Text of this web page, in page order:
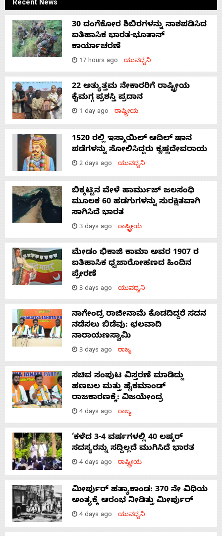
Recent News
30 ದಂಗೆಕೋರ ಶಿಬಿರಗಳನ್ನು ನಾಶಪಡಿಸಿದ
ಐತಿಹಾಸಿಕ ಭಾರತ-ಭೂತಾನ್
ಕಾರ್ಯಾಚರಣೆ
17 hours ago ಯುವಧ್ವನಿ
22 ಅತ್ಯುತ್ತಮ ನೇಕಾರರಿಗೆ ರಾಷ್ಟ್ರೀಯ
ಕೈಮಗ್ಗ ಪ್ರಶಸ್ತಿ ಪ್ರದಾನ
1 day ago ರಾಷ್ಟ್ರೀಯ
1520 ರಲ್ಲಿ ಇಸ್ಮಾಯಿಲ್ ಆದಿಲ್ ಷಾನ
ಪಡೆಗಳನ್ನು ಸೋಲಿಸಿದ್ದರು ಕೃಷ್ಣದೇವರಾಯ
2 days ago ಯುವಧ್ವನಿ
ಬಿಕ್ಕಟ್ಟಿನ ವೇಳೆ ಹಾರ್ಮುಜ್ ಜಲಸಂಧಿ
ಮೂಲಕ 60 ಹಡಗುಗಳನ್ನು ಸುರಕ್ಷಿತವಾಗಿ
ಸಾಗಿಸಿದೆ ಭಾರತ
3 days ago ರಾಷ್ಟ್ರೀಯ
ಮೇಡಂ ಭಿಕಾಜಿ ಕಾಮಾ ಅವರ 1907 ರ
ಐತಿಹಾಸಿಕ ಧ್ವಜಾರೋಹಣದ ಹಿಂದಿನ
ಪ್ರೇರಣೆ
3 days ago ಯುವಧ್ವನಿ
ನಾಗೇಂದ್ರ ರಾಜೀನಾಮೆ ಕೊಡದಿದ್ದರೆ ಸದನ
ನಡೆಸಲು ಬಿಡೆವು: ಛಲವಾದಿ
ನಾರಾಯಣಸ್ವಾಮಿ
3 days ago ರಾಜ್ಯ
ಸಚಿವ ಸಂಪುಟ ವಿಸ್ತರಣೆ ಮಾಡಿದ್ದು
ಹಣಬಲ ಮತ್ತು ಹೈಕಮಾಂಡ್
ರಾಜಕಾರಣಕ್ಕೆ: ವಿಜಯೇಂದ್ರ
4 days ago ರಾಜ್ಯ
‘ಕಳೆದ 3-4 ವರ್ಷಗಳಲ್ಲಿ 40 ಲಷ್ಕರ್
ಸದಸ್ಯರನ್ನು ಸದ್ದಿಲ್ಲದೆ ಮುಗಿಸಿದೆ ಭಾರತ
4 days ago ರಾಷ್ಟ್ರೀಯ
ಮೀರ್ಪುರ್ ಹತ್ಯಾಕಾಂಡ: 370 ನೇ ವಿಧಿಯ
ಅಂತ್ಯಕ್ಕೆ ಆರಂಭ ನೀಡಿತ್ತು ಮೀರ್ಪುರ್
4 days ago ಯುವಧ್ವನಿ